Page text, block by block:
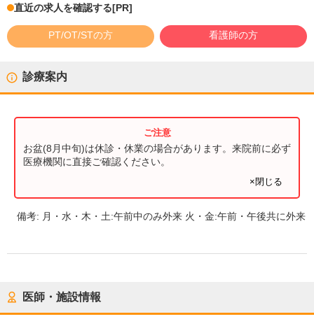
直近の求人を確認する[PR]
PT/OT/STの方 看護師の方
診療案内
お盆(8月中旬)は休診・休業の場合があります。来院前に必ず
医療機関に直接ご確認ください。
×閉じる
備考: 月・水・木・土:午前中のみ外来 火・金:午前・午後共に外来
医師・施設情報